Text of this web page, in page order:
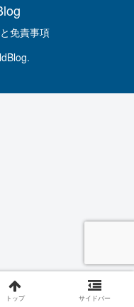
免責事項
トップ サイドバー